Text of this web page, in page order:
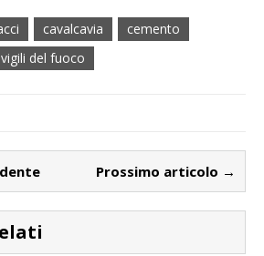
cavalcavia
cemento
vigili del fuoco
Prossimo articolo →